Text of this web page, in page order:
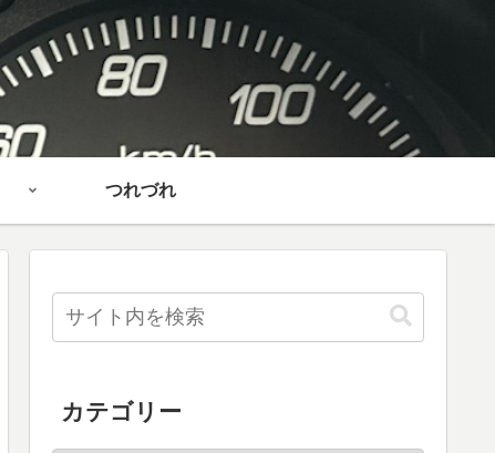
つれづれ
カテゴリー